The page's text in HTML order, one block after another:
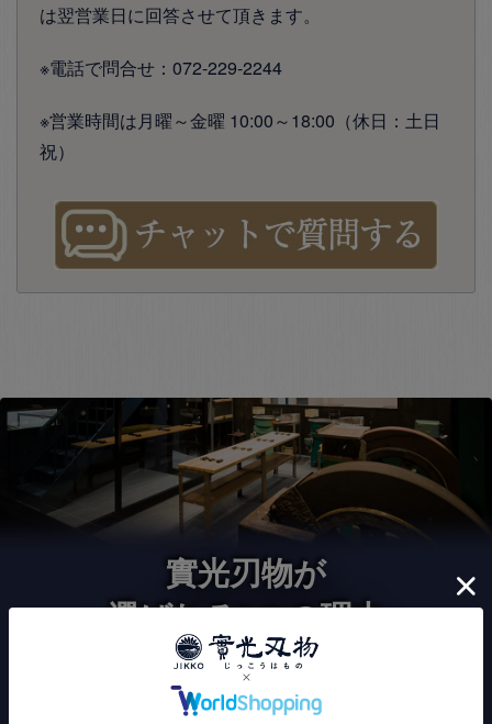
は翌営業日に回答させて頂きます。
※電話で問合せ：072-229-2244
※営業時間は月曜～金曜 10:00～18:00（休日：土日
祝）
實光刃物が
選ばれる3つの理由
120年以上継承された